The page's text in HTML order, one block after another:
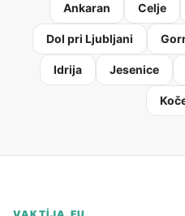
Ankaran Celje
Dol pri Ljubljani
Idrija Jesenice